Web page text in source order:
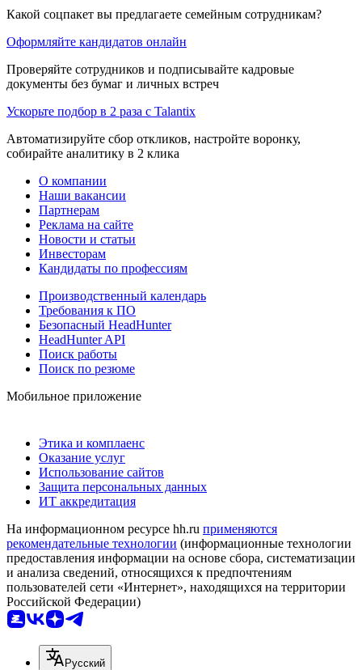
Какой соцпакет вы предлагаете семейным сотрудникам?
Оформляйте кандидатов онлайн
Проверяйте сотрудников и подписывайте кадровые
документы без бумаг и личных встреч
Ускорьте подбор в 2 раза с Talantix
Автоматизируйте сбор откликов, настройте воронку,
собирайте аналитику в 2 клика
О компании
Наши вакансии
Партнерам
Реклама на сайте
Новости и статьи
Инвесторам
Кандидаты по профессиям
Производственный календарь
Требования к ПО
Безопасный HeadHunter
HeadHunter API
Поиск работы
Поиск по резюме
Мобильное приложение
Этика и комплаенс
Оказание услуг
Использование сайтов
Защита персональных данных
ИТ аккредитация
На информационном ресурсе hh.ru применяются
рекомендательные технологии (информационные технологии
предоставления информации на основе сбора, систематизации
и анализа сведений, относящихся к предпочтениям
пользователей сети «Интернет», находящихся на территории
Российской Федерации)
Русский